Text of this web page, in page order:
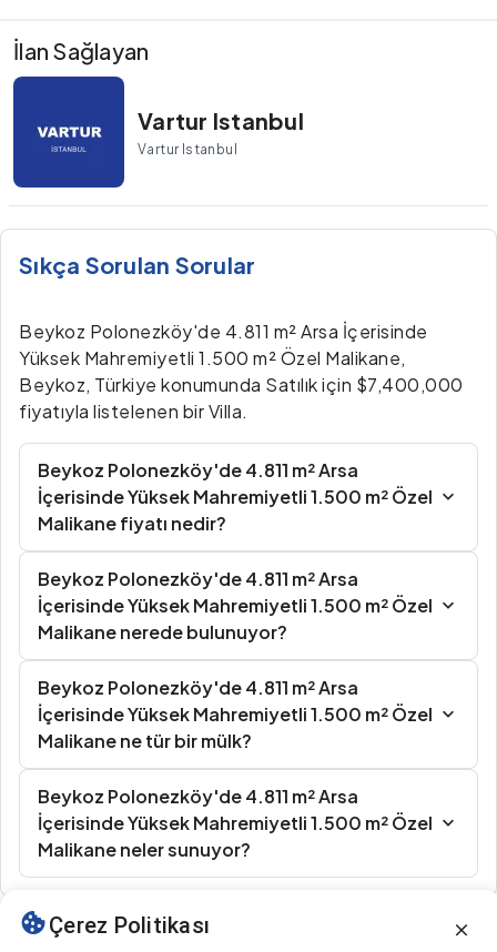
İlan Sağlayan
Vartur Istanbul
Vartur Istanbul
Sıkça Sorulan Sorular
Beykoz Polonezköy'de 4.811 m² Arsa İçerisinde
Yüksek Mahremiyetli 1.500 m² Özel Malikane,
Beykoz, Türkiye konumunda Satılık için $7,400,000
fiyatıyla listelenen bir Villa.
Beykoz Polonezköy'de 4.811 m² Arsa
İçerisinde Yüksek Mahremiyetli 1.500 m² Özel
Malikane fiyatı nedir?
Beykoz Polonezköy'de 4.811 m² Arsa
İçerisinde Yüksek Mahremiyetli 1.500 m² Özel
Malikane nerede bulunuyor?
Beykoz Polonezköy'de 4.811 m² Arsa
İçerisinde Yüksek Mahremiyetli 1.500 m² Özel
Malikane ne tür bir mülk?
Beykoz Polonezköy'de 4.811 m² Arsa
İçerisinde Yüksek Mahremiyetli 1.500 m² Özel
Malikane neler sunuyor?
Benzer İlanlar
Çerez Politikası